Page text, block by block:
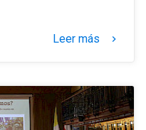
Leer más keyboard_arrow_right